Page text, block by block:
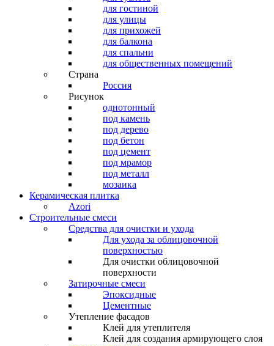
для гостиной
для улицы
для прихожей
для балкона
для спальни
для общественных помещений
Страна
Россия
Рисунок
однотонный
под камень
под дерево
под бетон
под цемент
под мрамор
под металл
мозаика
Керамическая плитка
Azori
Строительные смеси
Средства для очистки и ухода
Для ухода за облицовочной
поверхностью
Для очистки облицовочной
поверхности
Затирочные смеси
Эпоксидные
Цементные
Утепление фасадов
Клей для утеплителя
Клей для создания армирующего слоя